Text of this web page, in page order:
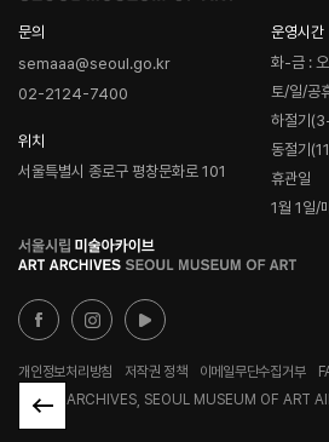
문의
semaaa@seoul.go.kr
02-2124-7400
위치
서울특별시 종로구 평창문화로 101
운영시간
화-금 :
토/일/공
하절기
동절기
휴관일
1월 1일/
로
고
개인정보처리방침 저작권 정책 이메일무단수집거부
© ART ARCHIVES, SEOUL MUSEUM OF ART